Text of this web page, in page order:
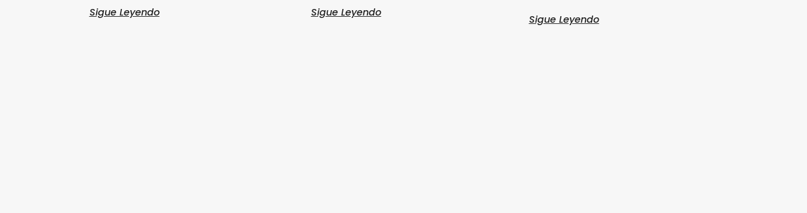
Sigue Leyendo Sigue Leyendo
Sigue Leyendo